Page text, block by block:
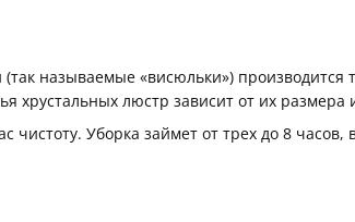
называемые «висюльки») производится
люстр зависит от их размера
чистоту. Уборка займет от трех до 8